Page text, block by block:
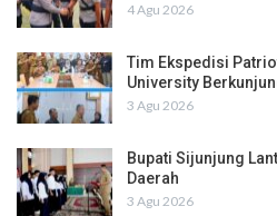
4 Agu 2026
Tim Ekspedisi
University
3 Agu 2026
Bupati Sijunjung
Daerah
3 Agu 2026